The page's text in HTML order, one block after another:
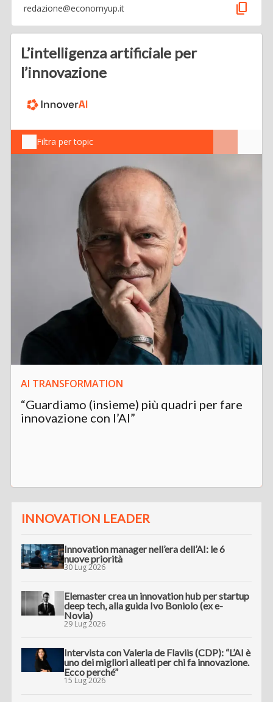
redazione@economyup.it content_copy
L’intelligenza artificiale per
l’innovazione
Filtra per topic
AI TRANSFORMATION
“Guardiamo (insieme) più quadri per fare
innovazione con l’AI”
INNOVATION LEADER
Innovation manager nell’era dell’AI: le 6
nuove priorità
30 Lug 2026
Elemaster crea un innovation hub per startup
deep tech, alla guida Ivo Boniolo (ex e-
Novia)
29 Lug 2026
Intervista con Valeria de Flaviis (CDP): “L’AI è
uno dei migliori alleati per chi fa innovazione.
Ecco perché”
15 Lug 2026